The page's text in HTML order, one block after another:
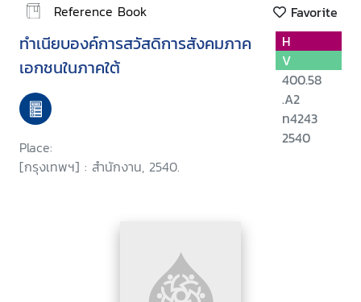
Reference Book Favorite
ทำเนียบองค์การสวัสดิการสังคมภาค
เอกชนในภาคใต้
Place:
[กรุงเทพฯ] : สำนักงาน, 2540.
H
V
400.58
.A2
ท4243
2540